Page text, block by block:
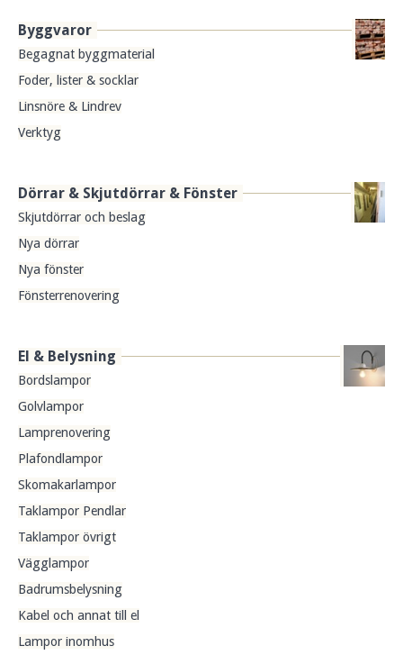
Byggvaror
Begagnat byggmaterial
Foder, lister & socklar
Linsnöre & Lindrev
Verktyg
Dörrar & Skjutdörrar & Fönster
Skjutdörrar och beslag
Nya dörrar
Nya fönster
Fönsterrenovering
El & Belysning
Bordslampor
Golvlampor
Lamprenovering
Plafondlampor
Skomakarlampor
Taklampor Pendlar
Taklampor övrigt
Vägglampor
Badrumsbelysning
Kabel och annat till el
Lampor inomhus